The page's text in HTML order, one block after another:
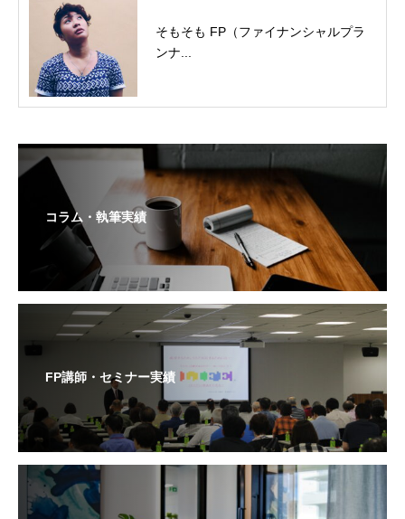
そもそも FP（ファイナンシャルプラ
ンナ...
コラム・執筆実績
FP講師・セミナー実績